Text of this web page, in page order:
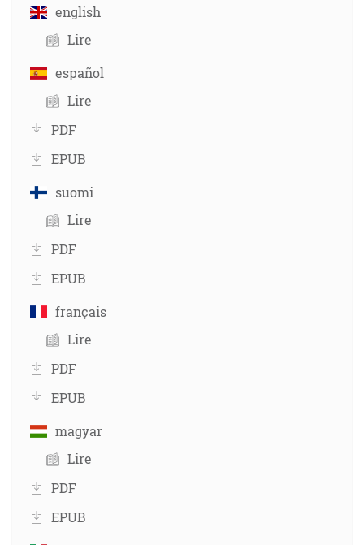
english
Lire
español
Lire
PDF
EPUB
suomi
Lire
PDF
EPUB
français
Lire
PDF
EPUB
magyar
Lire
PDF
EPUB